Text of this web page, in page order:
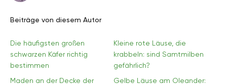
Beiträge von diesem Autor
Die häufigsten großen
schwarzen Käfer richtig
bestimmen
Kleine rote Läuse, die
krabbeln: sind Samtmilben
gefährlich?
Maden an der Decke der
Gelbe Läuse am Oleander: